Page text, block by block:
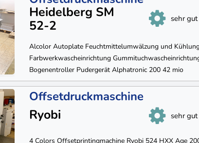
Heidelberg SM
52-2
sehr
Alcolor Autoplate Feuchtmittelumwälzung und Kühlung
Farbwerkwascheinrichtung
Bogenentroller Pudergerät Alphatronic 200 42 mio
Offsetdruckmaschine
Ryobi sehr
4 Colors Offsetprintingmachine Ryobi 524 HXX Age